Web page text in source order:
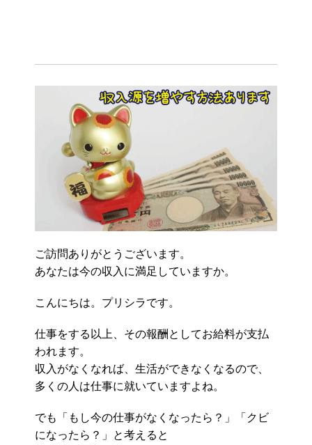
ご訪問ありがとうございます。
あなたは今の収入に満足していますか。
こんにちは。プリシラです。
仕事をする以上、その報酬としてお給料が支払
われます。
収入がなくなれば、生活ができなくなるので、
多くの人は仕事に就いていますよね。
でも「もし今の仕事がなくなったら？」「クビ
になったら？」と考えると